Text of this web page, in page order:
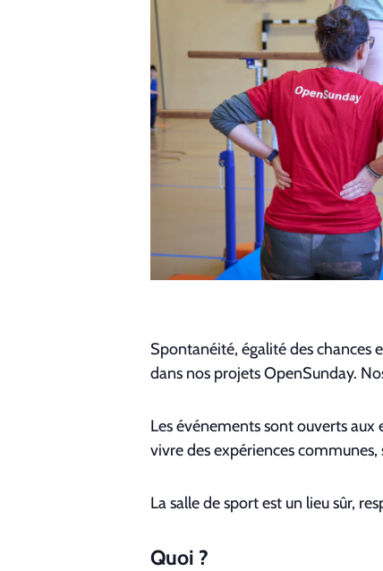
Spon­tanéité, égal­ité des chances
dans nos pro­jets Open­Sun­day.
Les événe­ments sont ouverts aux
vivre des expéri­ences
La salle de sport est un lieu sûr,
Quoi ?